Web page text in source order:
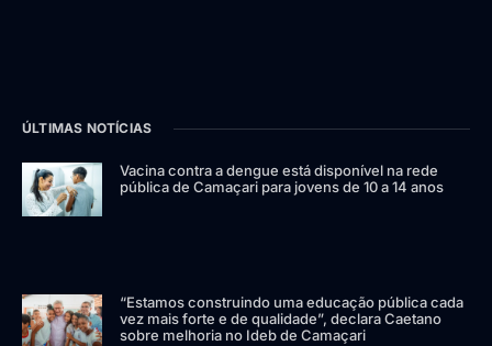
ÚLTIMAS NOTÍCIAS
Vacina contra a dengue está disponível na rede
pública de Camaçari para jovens de 10 a 14 anos
“Estamos construindo uma educação pública cada
vez mais forte e de qualidade”, declara Caetano
sobre melhoria no Ideb de Camaçari